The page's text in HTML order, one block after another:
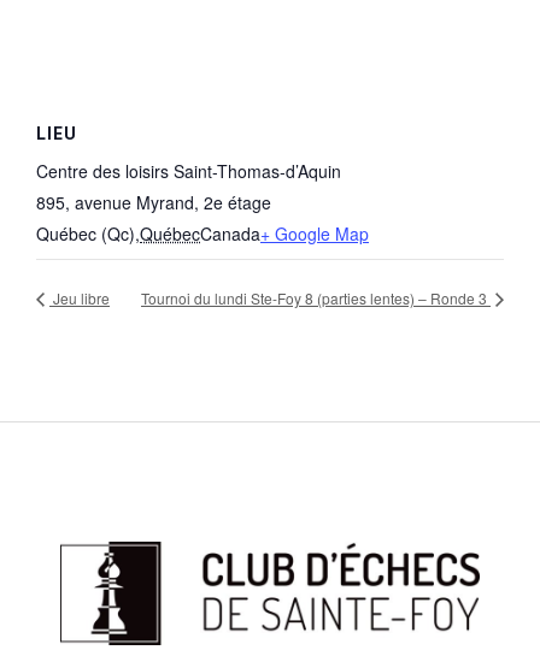
LIEU
Centre des loisirs Saint-Thomas-d’Aquin
895, avenue Myrand, 2e étage
Québec (Qc),QuébecCanada+ Google Map
Jeu libre Tournoi du lundi Ste-Foy 8 (parties lentes) – Ronde 3